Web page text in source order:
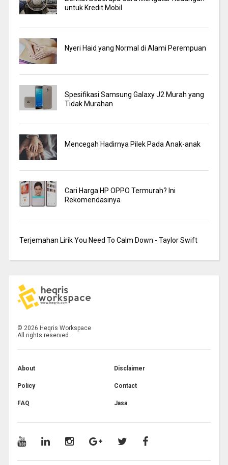
untuk Kredit Mobil
Nyeri Haid yang Normal di Alami Perempuan
Spesifikasi Samsung Galaxy J2 Murah yang
Tidak Murahan
Mencegah Hadirnya Pilek Pada Anak-anak
Cari Harga HP OPPO Termurah? Ini
Rekomendasinya
Terjemahan Lirik You Need To Calm Down - Taylor Swift
© 2026 Heqris Workspace
All rights reserved.
About Disclaimer
Policy Contact
FAQ Jasa